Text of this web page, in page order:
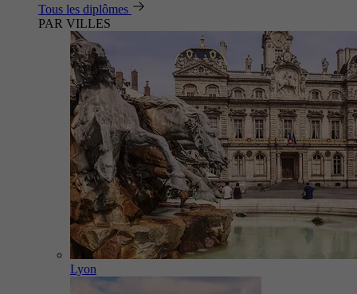
Tous les diplômes
PAR VILLES
Lyon